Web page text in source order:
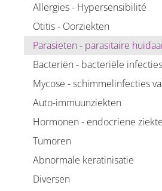
Allergies - Hypersensibilité
Otitis - Oorziekten
Parasieten - parasitaire
Bacteriën - bacteriële
Mycose - schimmelinfecties
Auto-immuunziekten
Hormonen - endocriene
Tumoren
Abnormale keratinisatie
Diversen